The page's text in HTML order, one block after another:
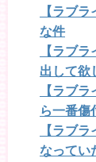
【ラブ
な件
【ラブ
出して欲
【ラブ
ら一番傷
【ラブ
なってい